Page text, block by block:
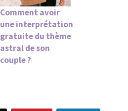
Comment avoir
une interprétation
gratuite du thème
astral de son
couple ?